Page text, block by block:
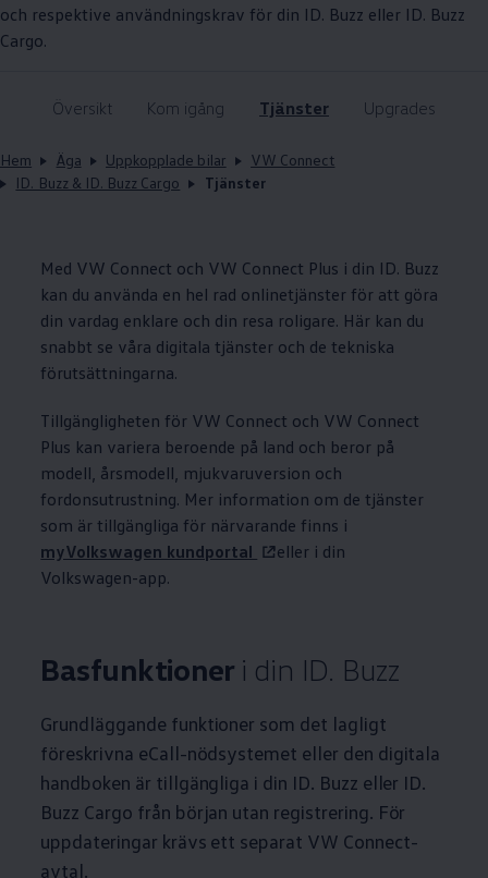
och respektive användningskrav för din ID. Buzz eller ID. Buzz
Cargo.
Översikt Kom igång Tjänster Upgrades
Hem Äga Uppkopplade bilar
VW Connect
ID. Buzz & ID. Buzz Cargo
Tjänster
Med VW Connect och VW Connect Plus i din ID. Buzz
kan du använda en hel rad onlinetjänster för att göra
din vardag enklare och din resa roligare. Här kan du
snabbt se våra digitala tjänster och de tekniska
förutsättningarna.
Tillgängligheten för VW Connect och VW Connect
Plus kan variera beroende på land och beror på
modell, årsmodell, mjukvaruversion och
fordonsutrustning. Mer information om de tjänster
som är tillgängliga för närvarande finns i
myVolkswagen kundportal
eller i din
Volkswagen-app.
Basfunktioner i din ID. Buzz
Grundläggande funktioner som det lagligt
föreskrivna eCall-nödsystemet eller den digitala
handboken är tillgängliga i din ID. Buzz eller ID.
Buzz Cargo från början utan registrering. För
uppdateringar krävs ett separat VW Connect-
avtal.